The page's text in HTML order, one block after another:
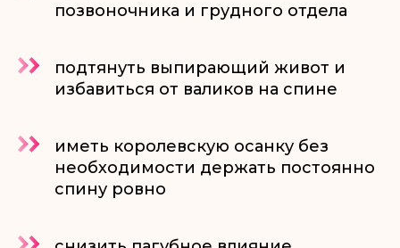
позвоночника и грудного отдела
подтянуть выпирающий живот и
избавиться от валиков на спине
иметь королевскую осанку без
необходимости держать постоянно
спину ровно